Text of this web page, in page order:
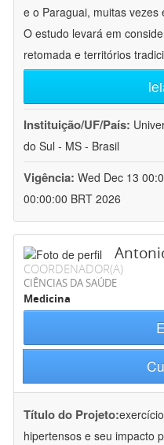
e o Paraguai, muitas
O estudo levará em
retomada e territórios
Instituição/UF/País:
do Sul - MS - Brasil
Vigência: Wed Dec 13
00:00:00 BRT 2026
COORDENADOR(A)
CIÊNCIAS DA SAÚDE
Medicina
Título do Projeto:
hipertensos e seu impacto